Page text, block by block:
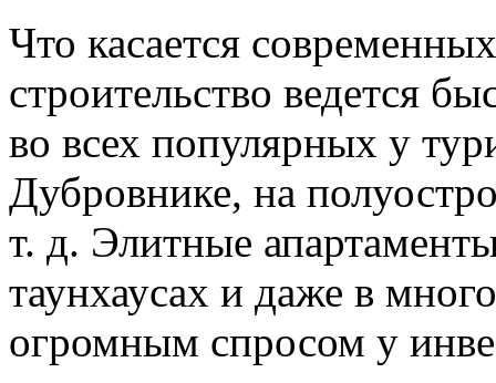
Что касается
строительство ведется
во всех популярных у
Дубровнике, на
т. д. Элитные
таунхаусах и даже в
огромным спросом у